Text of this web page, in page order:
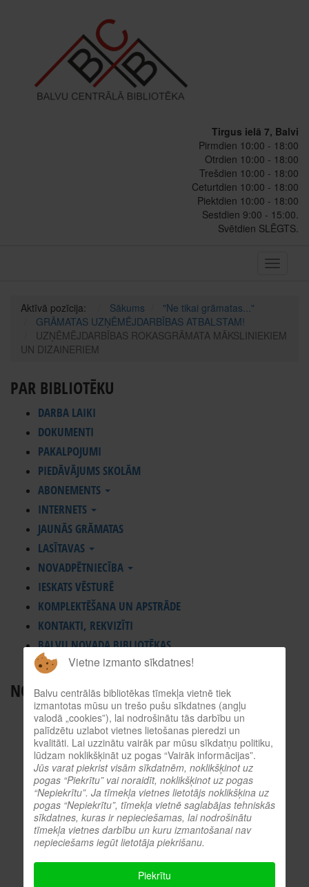
Tirgus ielā 7, Balvi
Pirmdien 10:00 - 18:00
Otrdien 10:00 - 18:00
Trešdien 10:00 - 18:00
Ceturtdien 10:00 - 18:00
Piektdien 10:00 - 18:00
Sestdien 9:00 - 15:00.
Svētdien SLĒGTS.
Toggle
Aktīvā pozīcija: Sākums
"Ne tikai grāmatas..."
GRĀMATAS UZŅĒMĒJDARBĪBAS ATBALSTAM!
UZŅĒMĒJDARBĪBAS ROKASGRĀMATA MĀKSLINIEKIEM
UN DIZAINERIEM
PAR BIBLIOTĒKU
DARBA LAIKI
DOKUMENTI
PAKALPOJUMI
PIEDĀVĀJUMS SKOLĀM
ABONEMENTS
INTERNETS
JAUNĀS GRĀMATAS
LASĪTAVAS
NOVADPĒTNIECĪBA
IESKATS VĒSTURĒ
KOMPLEKTĒŠANA UN APSTRĀDE
KONTAKTI, REKVIZĪTI
BALVU NOVADA BIBLIOTĒKAS
ES INFORMĀCIJAS PUNKTS
NODERĪGI RESURSI
TIEŠSAISTES KATALOGS
KULTŪRVĒSTURES DATUBĀZE
MĒS ESAM POPULĀRI!
ATTĒLI NO PASĀKUMIEM
LNB DIGITĀLĀ BIBLIOTĒKA
KULTŪRA TĪMEKLĪ
VĒRTS IZLASĪT!
PROFESIONĀLIE RESURSI
Vietne izmanto sīkdatnes!
Balvu centrālās bibliotēkas tīmekļa vietnē tiek
izmantotas mūsu un trešo pušu sīkdatnes (angļu
valodā „cookies”), lai nodrošinātu tās darbību un
palīdzētu uzlabot vietnes lietošanas pieredzi un
kvalitāti. Lai uzzinātu vairāk par mūsu sīkdatņu politiku,
lūdzam noklikšķināt uz pogas “Vairāk informācijas”.
Jūs varat piekrist visām sīkdatnēm, noklikšķinot uz
pogas “Piekrītu” vai noraidīt, noklikšķinot uz pogas
“Nepiekrītu”. Ja tīmekļa vietnes lietotājs noklikšķina uz
pogas “Nepiekrītu”, tīmekļa vietnē saglabājas tehniskās
sīkdatnes, kuras ir nepieciešamas, lai nodrošinātu
tīmekļa vietnes darbību un kuru izmantošanai nav
nepieciešams iegūt lietotāja piekrišanu.
Piekrītu